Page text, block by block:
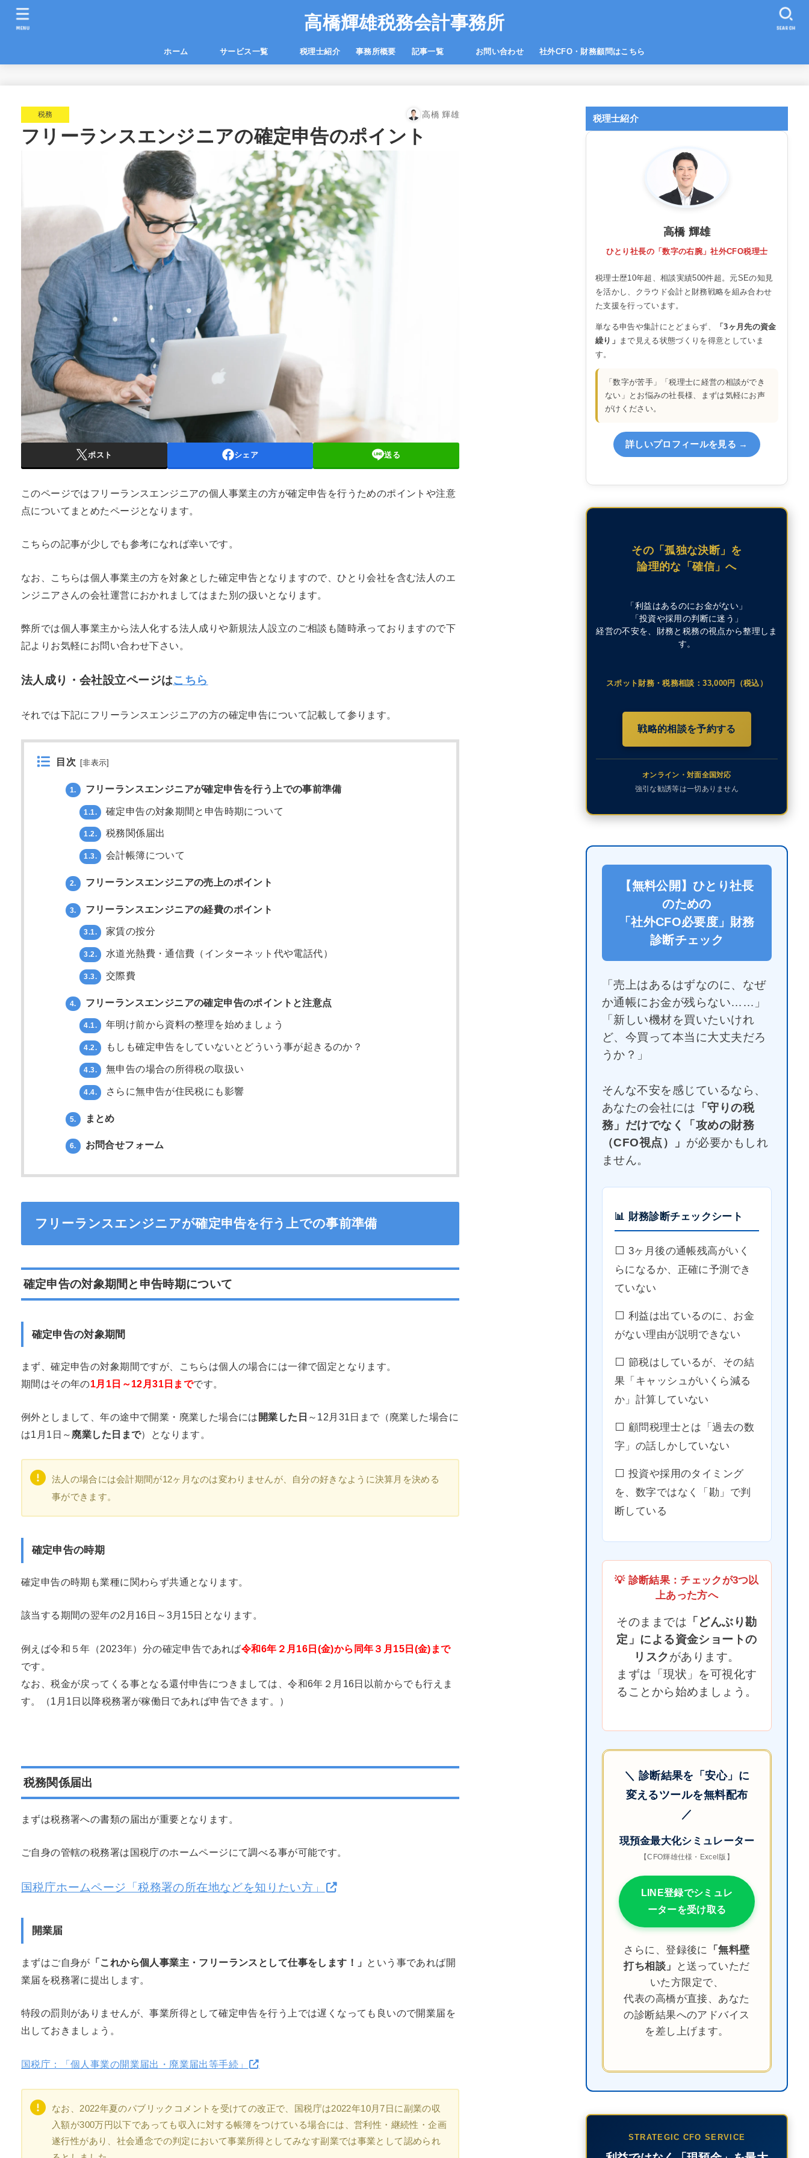
高橋輝雄税務会計事務所
ホーム サービス一覧 税理士紹介 事務所概要 記事一覧 お問い合わせ 社外CFO・財務顧問はこちら
SEARCH
MENU
税務 高橋 輝雄
フリーランスエンジニアの確定申告のポイント
ポスト シェア 送る
このページではフリーランスエンジニアの個人事業主の方が確定申告を行うためのポイントや注意
点についてまとめたページとなります。
こちらの記事が少しでも参考になれば幸いです。
なお、こちらは個人事業主の方を対象とした確定申告となりますので、ひとり会社を含む法人のエ
ンジニアさんの会社運営におかれましてはまた別の扱いとなります。
弊所では個人事業主から法人化する法人成りや新規法人設立のご相談も随時承っておりますので下
記よりお気軽にお問い合わせ下さい。
法人成り・会社設立ページはこちら
それでは下記にフリーランスエンジニアの方の確定申告について記載して参ります。
目次 [非表示
1. フリーランスエンジニアが確定申告を行う上での事前準備
1.1. 確定申告の対象期間と申告時期について
1.2. 税務関係届出
1.3. 会計帳簿について
2. フリーランスエンジニアの売上のポイント
3. フリーランスエンジニアの経費のポイント
3.1. 家賃の按分
3.2. 水道光熱費・通信費（インターネット代や電話代）
3.3. 交際費
4. フリーランスエンジニアの確定申告のポイントと注意点
4.1. 年明け前から資料の整理を始めましょう
4.2. もしも確定申告をしていないとどういう事が起きるのか？
4.3. 無申告の場合の所得税の取扱い
4.4. さらに無申告が住民税にも影響
5. まとめ
6. お問合せフォーム
フリーランスエンジニアが確定申告を行う上での事前準備
確定申告の対象期間と申告時期について
確定申告の対象期間
まず、確定申告の対象期間ですが、こちらは個人の場合には一律で固定となります。
期間はその年の1月1日～12月31日までです。
例外としまして、年の途中で開業・廃業した場合には 開業した日 ～12月31日まで（廃業した場合に
は1月1日～ 廃業した日まで）となります。
法人の場合には会計期間が12ヶ月なのは変わりませんが、自分の好きなように決算月を決める
事ができます。
確定申告の時期
確定申告の時期も業種に関わらず共通となります。
該当する期間の翌年の2月16日～3月15日となります。
例えば令和５年（2023年）分の確定申告であれば令和6年２月16日(金)から同年３月15日(金)まで
です。
なお、税金が戻ってくる事となる還付申告につきましては、令和6年２月16日以前からでも行えま
す。（1月1日以降税務署が稼働日であれば申告できます。）
税務関係届出
まずは税務署への書類の届出が重要となります。
ご自身の管轄の税務署は国税庁のホームページにて調べる事が可能です。
国税庁ホームページ「税務署の所在地などを知りたい方」
開業届
まずはご自身が 「これから個人事業主・フリーランスとして仕事をします！」 という事であれば開
業届を税務署に提出します。
特段の罰則がありませんが、事業所得として確定申告を行う上では遅くなっても良いので開業届を
出しておきましょう。
国税庁：「個人事業の開業届出・廃業届出等手続」
なお、2022年夏のパブリックコメントを受けての改正で、国税庁は2022年10月7日に副業の収
入額が300万円以下であっても収入に対する帳簿をつけている場合には、営利性・継続性・企画
遂行性があり、社会通念での判定において事業所得としてみなす副業では事業として認められ
税理士紹介
高橋 輝雄
ひとり社長の「数字の右腕」社外CFO税理士
税理士歴10年超、相談実績500件超。元SEの知見
を活かし、クラウド会計と財務戦略を組み合わせ
た支援を行っています。
単なる申告や集計にとどまらず、
「3ヶ月先の資金
繰り」
まで見える状態づくりを得意としていま
す。
「数字が苦手」「税理士に経営の相談ができ
ない」とお悩みの社長様、まずは気軽にお声
がけください。
詳しいプロフィールを見る →
その「孤独な決断」を
論理的な「確信」へ
「利益はあるのにお金がない」
「投資や採用の判断に迷う」
経営の不安を、財務と税務の視点から整理しま
す。
スポット財務・税務相談：33,000円（税込）
戦略的相談を予約する
オンライン・対面全国対応
強引な勧誘等は一切ありません
【無料公開】ひとり社長
のための
「社外CFO必要度」財務
診断チェック
「売上はあるはずなのに、なぜ
か通帳にお金が残らない……」
「新しい機材を買いたいけれ
ど、今買って本当に大丈夫だろ
うか？」
そんな不安を感じているなら、
あなたの会社には 「守りの税
務」だけでなく「攻めの財務
（CFO視点）」 が必要かもしれ
ません。
📊 財務診断チェックシート
⬜️ 3ヶ月後の通帳残高がいく
らになるか、正確に予測でき
ていない
⬜️ 利益は出ているのに、お金
がない理由が説明できない
⬜️ 節税はしているが、その結
果「キャッシュがいくら減る
か」計算していない
⬜️ 顧問税理士とは「過去の数
字」の話しかしていない
⬜️ 投資や採用のタイミング
を、数字ではなく「勘」で判
断している
💡 診断結果：チェックが3つ以
上あった方へ
そのままでは 「どんぶり勘
定」による資金ショートの
リスクがあります。
まずは「現状」を可視化す
ることから始めましょう。
＼ 診断結果を「安心」に
変えるツールを無料配布
／
現預金最大化シミュレーター
【CFO輝雄仕様・Excel版】
LINE登録でシミュレ
ーターを受け取る
さらに、登録後に
「無料壁
打ち相談」
と送っていただ
いた方限定で、
代表の高橋が直接、あなた
の診断結果へのアドバイス
を差し上げます。
STRATEGIC CFO SERVICE